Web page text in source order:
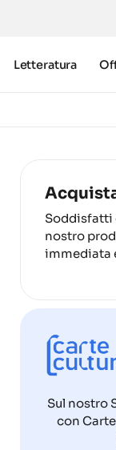
Letteratura
Soddisfatti
nostro
immediata
Sul nostro
con